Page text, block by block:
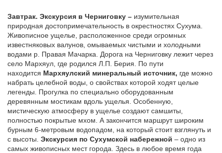
Завтрак. Экскурсия в Черниговку – изумительная
природная достопримечательность в окрестностях Сухума.
Живописное ущелье, расположенное среди огромных
известняковых валунов, омываемых чистыми и холодными
водами р. Правая Мачарка. Дорога на Черниговку лежит через
село Мархяул, где родился Л.П. Берия. По пути
находится Мархяулский минеральный источник, где можно
набрать целебной воды, о свойствах которой ходят целые
легенды. Прогулка по специально оборудованным
деревянным мостикам вдоль ущелья. Особенную,
мистическую атмосферу в ущелье создают самшиты,
полностью покрытые мхом. А закончится маршрут широким
бурным 6-метровым водопадом, на который стоит взглянуть и
с высоты. Экскурсия по Сухумской набережной – одно из
самых живописных мест города. Здесь в любое время года